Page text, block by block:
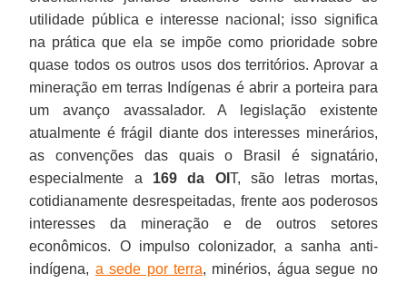
utilidade pública e interesse nacional; isso significa
na prática que ela se impõe como prioridade sobre
quase todos os outros usos dos territórios. Aprovar a
mineração em terras Indígenas é abrir a porteira para
um avanço avassalador. A legislação existente
atualmente é frágil diante dos interesses minerários,
as convenções das quais o Brasil é signatário,
especialmente a 169 da OI T, são letras mortas,
cotidianamente desrespeitadas, frente aos poderosos
interesses da mineração e de outros setores
econômicos. O impulso colonizador, a sanha anti-
indígena, a sede por terra, minérios, água segue no